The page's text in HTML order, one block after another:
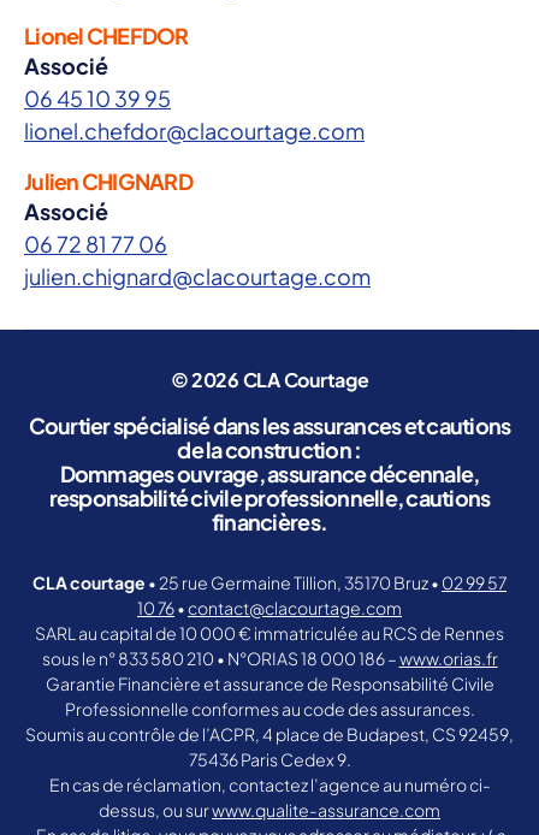
Lionel CHEFDOR
Associé
06 45 10 39 95
lionel.chefdor@clacourtage.com
Julien CHIGNARD
Associé
06 72 81 77 06
julien.chignard@clacourtage.com
© 2026CLA Courtage
Courtier spécialisé dans les assurances et cautions
de la construction :
Dommages ouvrage, assurance décennale,
responsabilité civile professionnelle, cautions
financières.
CLA courtage • 25 rue Germaine Tillion, 35170 Bruz • 02 99 57
10 76•contact@clacourtage.com
SARL au capital de 10 000 € immatriculée au RCS de Rennes
sous le n° 833 580 210 • N°ORIAS 18 000 186 –www.orias.fr
Garantie Financière et assurance de Responsabilité Civile
Professionnelle conformes au code des assurances.
Soumis au contrôle de l’ACPR, 4 place de Budapest, CS 92459,
75436 Paris Cedex 9.
En cas de réclamation, contactez l’agence au numéro ci-
dessus, ou surwww.qualite-assurance.com